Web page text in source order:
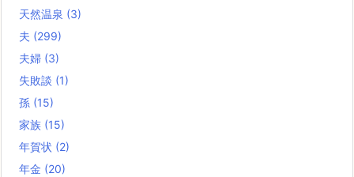
天然温泉 (3)
夫 (299)
夫婦 (3)
失敗談 (1)
孫 (15)
家族 (15)
年賀状 (2)
年金 (20)